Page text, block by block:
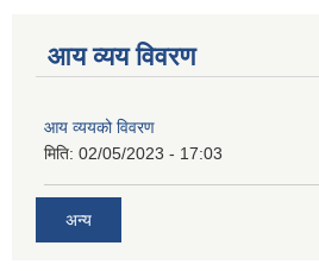
आय व्यय विवरण
आय व्ययको विवरण
मिति: 02/05/2023 - 17:03
अन्य